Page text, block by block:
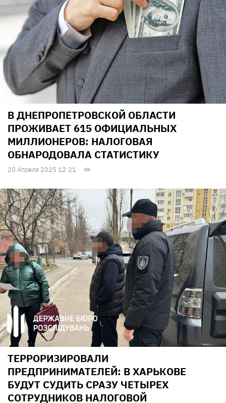
В ДНЕПРОПЕТРОВСКОЙ ОБЛАСТИ
ПРОЖИВАЕТ 615 ОФИЦИАЛЬНЫХ
МИЛЛИОНЕРОВ: НАЛОГОВАЯ
ОБНАРОДОВАЛА СТАТИСТИКУ
20 Апреля 2025 12:21
ТЕРРОРИЗИРОВАЛИ
ПРЕДПРИНИМАТЕЛЕЙ: В ХАРЬКОВЕ
БУДУТ СУДИТЬ СРАЗУ ЧЕТЫРЕХ
СОТРУДНИКОВ НАЛОГОВОЙ